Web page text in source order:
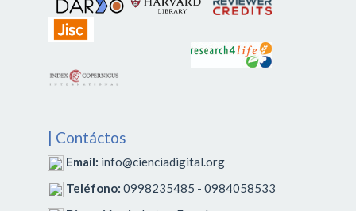
| Contáctos
Email: info@cienciadigital.org
Teléfono: 0998235485 - 0984058533